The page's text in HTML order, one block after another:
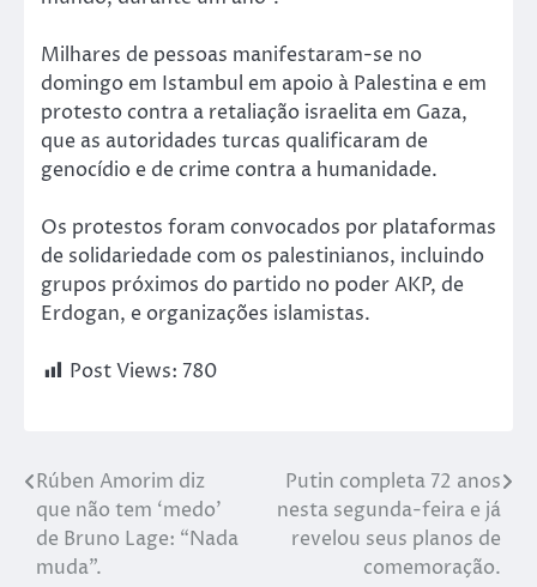
Milhares de pessoas manifestaram-se no
domingo em Istambul em apoio à Palestina e em
protesto contra a retaliação israelita em Gaza,
que as autoridades turcas qualificaram de
genocídio e de crime contra a humanidade.
Os protestos foram convocados por plataformas
de solidariedade com os palestinianos, incluindo
grupos próximos do partido no poder AKP, de
Erdogan, e organizações islamistas.
Post Views: 780
Rúben Amorim diz
que não tem ‘medo’
de Bruno Lage: “Nada
muda”.
Putin completa 72 anos
nesta segunda-feira e já
revelou seus planos de
comemoração.